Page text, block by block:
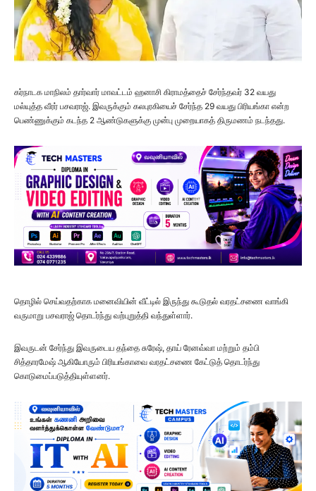
கர்நாடக மாநிலம் தார்வார் மாவட்டம் ஹனாசி கிராமத்தைச் சேர்ந்தவர் 32 வயது
மல்யுத்த வீரர் பசவராஜ். இவருக்கும் கலபுரகியைச் சேர்ந்த 29 வயது பிரியங்கா என்ற
பெண்ணுக்கும் கடந்த 2 ஆண்டுகளுக்கு முன்பு முறையாகத் திருமணம் நடந்தது.
தொழில் செய்வதற்காக மனைவியின் வீட்டில் இருந்து கூடுதல் வரதட்சணை வாங்கி
வருமாறு பசவராஜ் தொடர்ந்து வற்புறுத்தி வந்துள்ளார்.
இவருடன் சேர்ந்து இவருடைய தந்தை சுரேஷ், தாய் ரேனவ்வா மற்றும் தம்பி
சித்தாரமேஷ் ஆகியோரும் பிரியங்காவை வரதட்சணை கேட்டுத் தொடர்ந்து
கொடுமைப்படுத்தியுள்ளனர்.